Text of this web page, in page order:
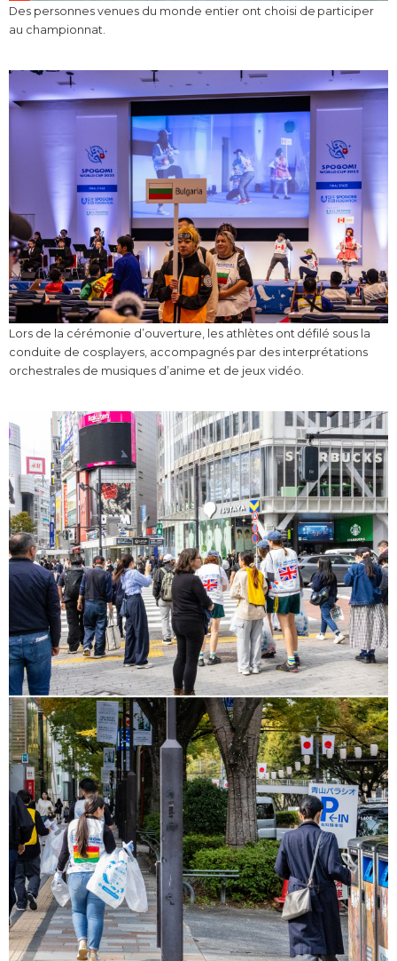
Des personnes venues du monde entier ont choisi de participer
au championnat.
Lors de la cérémonie d’ouverture, les athlètes ont défilé sous la
conduite de cosplayers, accompagnés par des interprétations
orchestrales de musiques d’anime et de jeux vidéo.